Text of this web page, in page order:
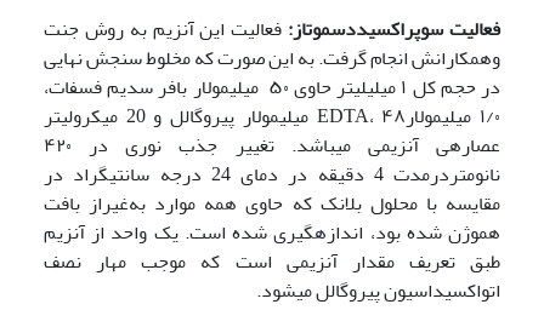
فعالیت سوپراکسیددسموتاز: فعالیت این آنزیم به روش جنت
وهمکارانش انجام گرفت. به این صورت که مخلوط سنجش نهایی
در حجم کل ۱ میلی­لیتر حاوی ۵۰ میلی­مولار بافر سدیم فسفات،
۱/۰ میلی­مولارEDTA، ۴۸ میلی­مولار پیروگالل و 20 میکرولیتر
عصاره‏ی آنزیمی می‏باشد. تغییر جذب نوری در ۴۲۰
نانومتردرمدت 4 دقیقه در دمای 24 درجه سانتی­گراد در
مقایسه با محلول بلانک که حاوی همه موارد به‌غیراز بافت
هموژن شده بود، اندازه­گیری شده است. یک واحد از آنزیم
طبق تعریف مقدار آنزیمی است که موجب مهار نصف
اتواکسیداسیون پیروگالل می­شود.